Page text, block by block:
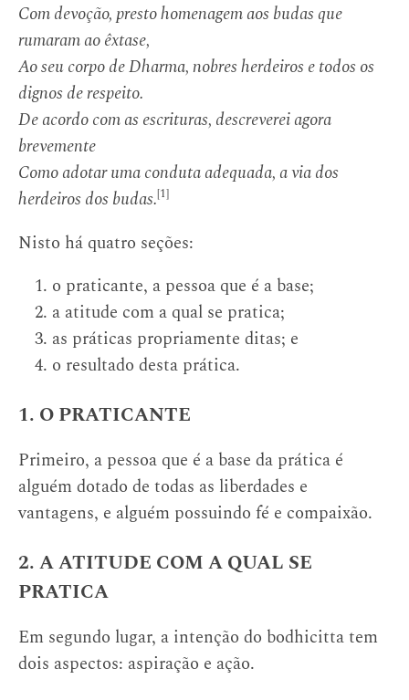
Com devoção, presto homenagem aos budas que
rumaram ao êxtase,
Ao seu corpo de Dharma, nobres herdeiros e todos os
dignos de respeito.
De acordo com as escrituras, descreverei agora
brevemente
Como adotar uma conduta adequada, a via dos
herdeiros dos budas.[1]
Nisto há quatro seções:
o praticante, a pessoa que é a base;
a atitude com a qual se pratica;
as práticas propriamente ditas; e
o resultado desta prática.
1. O PRATICANTE
Primeiro, a pessoa que é a base da prática é
alguém dotado de todas as liberdades e
vantagens, e alguém possuindo fé e compaixão.
2. A ATITUDE COM A QUAL SE
PRATICA
Em segundo lugar, a intenção do bodhicitta tem
dois aspectos: aspiração e ação.